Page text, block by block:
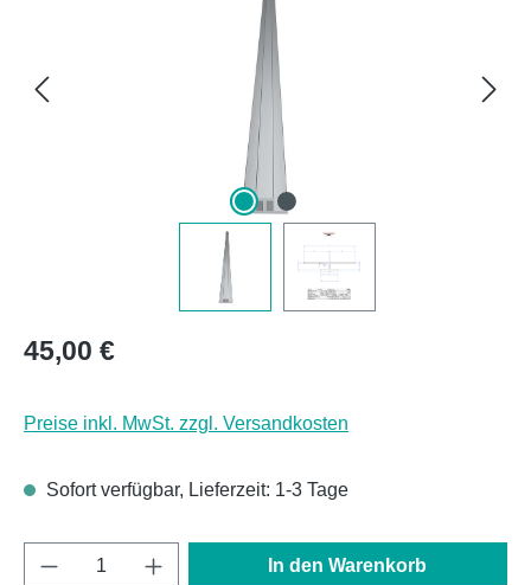
Regulärer Preis:
45,00 €
Preise inkl. MwSt. zzgl. Versandkosten
Sofort verfügbar, Lieferzeit: 1-3 Tage
Produkt Anzahl: Gib den gewünschten
In den Warenkorb